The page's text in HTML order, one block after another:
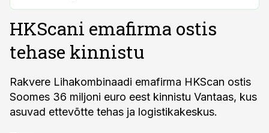
HKScani emafirma ostis
tehase kinnistu
Rakvere Lihakombinaadi emafirma HKScan ostis
Soomes 36 miljoni euro eest kinnistu Vantaas, kus
asuvad ettevõtte tehas ja logistikakeskus.